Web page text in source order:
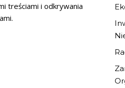
treściami i odkrywania